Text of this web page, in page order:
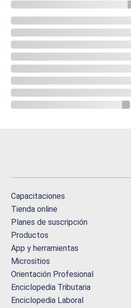
Capacitaciones
Tienda online
Planes de suscripción
Productos
App y herramientas
Micrositios
Orientación Profesional
Enciclopedia Tributaria
Enciclopedia Laboral